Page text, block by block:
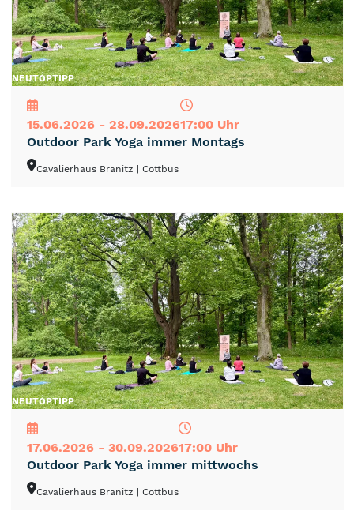
NEUTOPTIPP
15.06.2026 - 28.09.202617:00 Uhr
Outdoor Park Yoga immer Montags
Cavalierhaus Branitz | Cottbus
NEUTOPTIPP
17.06.2026 - 30.09.202617:00 Uhr
Outdoor Park Yoga immer mittwochs
Cavalierhaus Branitz | Cottbus